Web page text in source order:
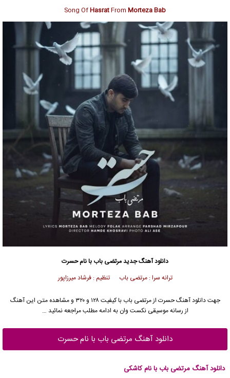
Song OfHasratFrom Morteza Bab
دانلود آهنگ جدیدمرتضی باب با نام حسرت
ترانه سرا : مرتضی باب تنظیم : فرشاد میرزاپور
جهت دانلود آهنگ حسرت ازمرتضی باب
با کیفیت ۱۲۸ و ۳۲۰ و مشاهده متن این آهنگ
از رسانه موسیقی نکست وان به ادامه مطلب مراجعه نمائید …
دانلود آهنگ مرتضی باب با نام حسرت
دانلود آهنگ مرتضی باب با نام کاشکی